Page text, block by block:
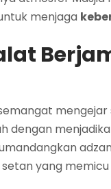
menjaga
dengan
yang